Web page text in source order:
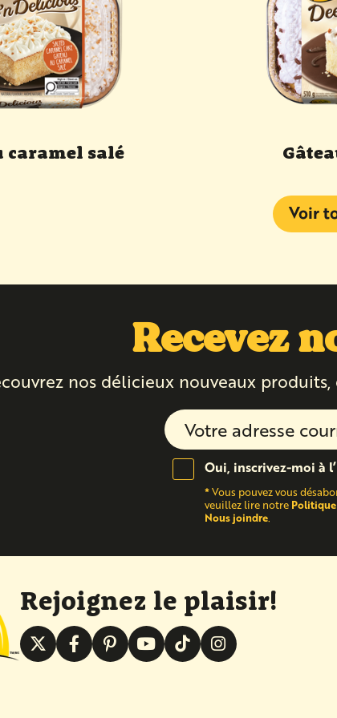
caramel salé
Voir
Recevez
nos délicieux nouveaux
Oui, inscrivez-moi à
*Vous pouvez vous
veuillez lire notre
Nous joindre.
Rejoignez le plaisir!